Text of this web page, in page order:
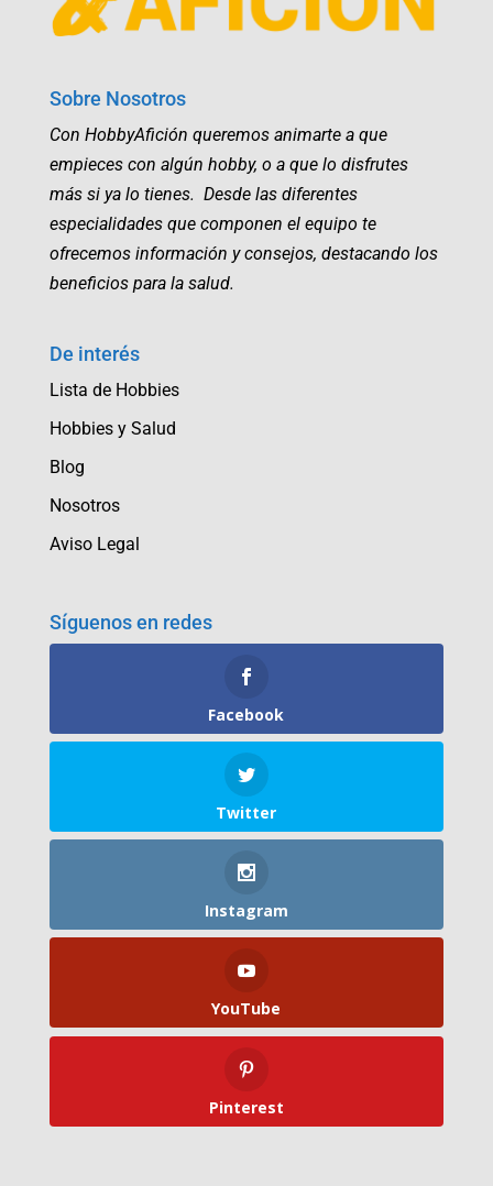
Sobre Nosotros
Con HobbyAfición queremos animarte a que
empieces con algún hobby, o a que lo disfrutes
más si ya lo tienes. Desde las diferentes
especialidades que componen el equipo te
ofrecemos información y consejos, destacando los
beneficios para la salud.
De interés
Lista de Hobbies
Hobbies y Salud
Blog
Nosotros
Aviso Legal
Síguenos en redes
Facebook
Twitter
Instagram
YouTube
Pinterest